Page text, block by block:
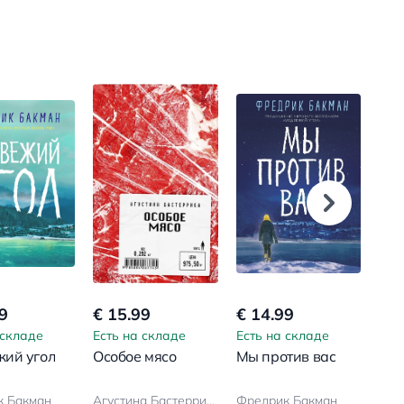
угол
€ 15.99
Есть на складе
Особое мясо
€ 14.99
Есть на складе
Мы против вас